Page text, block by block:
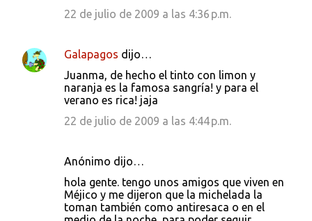
22 de julio de 2009 a las 4:36 p.m.
Galapagos dijo…
Juanma, de hecho el tinto con limon y
naranja es la famosa sangría! y para el
verano es rica! jaja
22 de julio de 2009 a las 4:44 p.m.
Anónimo dijo…
hola gente. tengo unos amigos que viven en
Méjico y me dijeron que la michelada la
toman también como antiresaca o en el